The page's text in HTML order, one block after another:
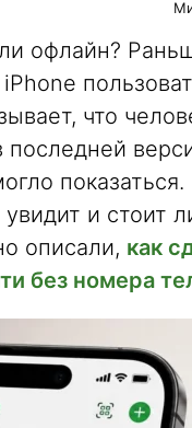
офлайн?
что
и стоит
описали, как
без номера